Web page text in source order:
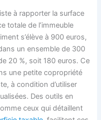
à rapporter la surface
totale de l’immeuble
s’élève à 900 euros,
un ensemble de 300
20 %, soit 180 euros. Ce
une petite copropriété
à condition d’utiliser
Des outils en
ceux qui détaillent